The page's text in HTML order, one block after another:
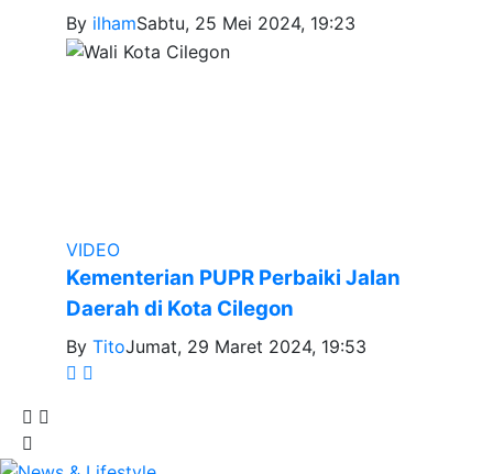
By ilhamSabtu, 25 Mei 2024, 19:23
VIDEO
Kementerian PUPR Perbaiki Jalan
Daerah di Kota Cilegon
By TitoJumat, 29 Maret 2024, 19:53